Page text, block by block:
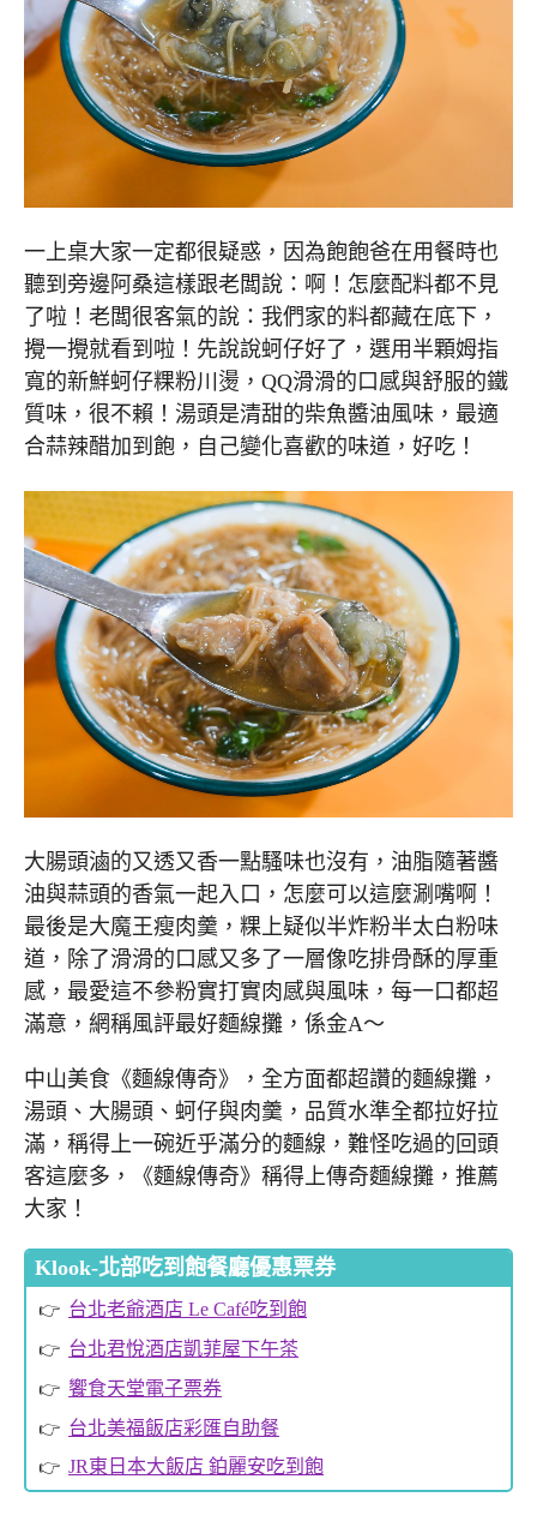
一上桌大家一定都很疑惑，因為飽飽爸在用餐時也
聽到旁邊阿桑這樣跟老闆說：啊！怎麼配料都不見
了啦！老闆很客氣的說：我們家的料都藏在底下，
攪一攪就看到啦！先說說蚵仔好了，選用半顆姆指
寬的新鮮蚵仔粿粉川燙，QQ滑滑的口感與舒服的鐵
質味，很不賴！湯頭是清甜的柴魚醬油風味，最適
合蒜辣醋加到飽，自己變化喜歡的味道，好吃！
大腸頭滷的又透又香一點騷味也沒有，油脂隨著醬
油與蒜頭的香氣一起入口，怎麼可以這麼涮嘴啊！
最後是大魔王瘦肉羹，粿上疑似半炸粉半太白粉味
道，除了滑滑的口感又多了一層像吃排骨酥的厚重
感，最愛這不參粉實打實肉感與風味，每一口都超
滿意，網稱風評最好麵線攤，係金A～
中山美食《麵線傳奇》，全方面都超讚的麵線攤，
湯頭、大腸頭、蚵仔與肉羹，品質水準全都拉好拉
滿，稱得上一碗近乎滿分的麵線，難怪吃過的回頭
客這麼多，《麵線傳奇》稱得上傳奇麵線攤，推薦
大家！
Klook-北部吃到飽餐廳優惠票券
台北老爺酒店 Le Café吃到飽
台北君悅酒店凱菲屋下午茶
饗食天堂電子票券
台北美福飯店彩匯自助餐
JR東日本大飯店 鉑麗安吃到飽